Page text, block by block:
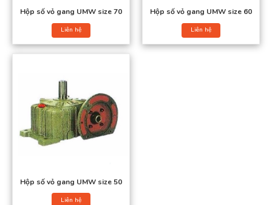
Hộp số vỏ gang UMW size 70
Liên hệ
Hộp số vỏ gang UMW size 60
Liên hệ
Hộp số vỏ gang UMW size 50
Liên hệ